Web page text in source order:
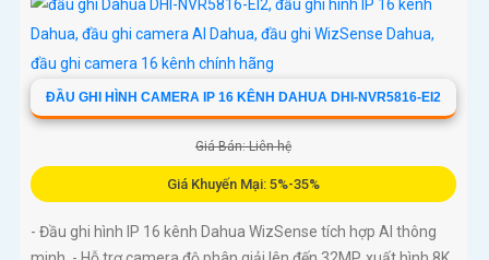
vượt trội hiệu suất mạnh mẽ, tính năng linh hoạt và mức giá
cạnh tranh
ĐẦU GHI HÌNH CAMERA IP 16 KÊNH DAHUA DHI-NVR5816-EI2
Giá Bán: Liên hệ
Giá Khuyến Mại: 5%-35%
- Đầu ghi hình IP 16 kênh Dahua WizSense tích hợp AI thông